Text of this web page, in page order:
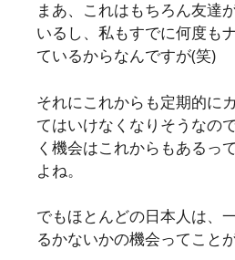
まあ、これはもちろん友達
いるし、私もすでに何度も
ているからなんですが(笑)
それにこれからも定期的に
てはいけなくなりそうなの
く機会はこれからもあるっ
よね。
でもほとんどの日本人は、
るかないかの機会ってこと